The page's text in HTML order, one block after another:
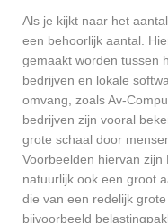
Als je kijkt naar het
een behoorlijk aantal.
gemaakt worden tussen
bedrijven en lokale
omvang, zoals Av-
bedrijven zijn vooral
grote schaal door
Voorbeelden hiervan
natuurlijk ook een groot
die van een redelijk
bijvoorbeeld